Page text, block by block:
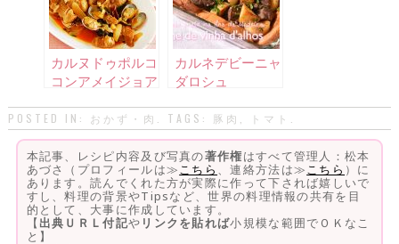
カルヌドゥポルコ
コンアメイジョア
ャーナ
カルネデビーニャ
ダロシュ
POSTED IN: おかず・肉 . TAGS: 豚肉 トマト
本記事、レシピ内容及び写真の著作権はすべて管理人：松本
あづさ（プロフィールは≫こちら 、連絡方法は≫こちら ）に
あります。読んでくれた方が実際に作って下されば嬉しいで
すし、料理の背景やTipsなど、世界の料理情報の共有を目
的として、大事に作成しています。
【 出典ＵＲＬ付記や リンクを貼れば小規模な範囲でＯＫなこ
と】